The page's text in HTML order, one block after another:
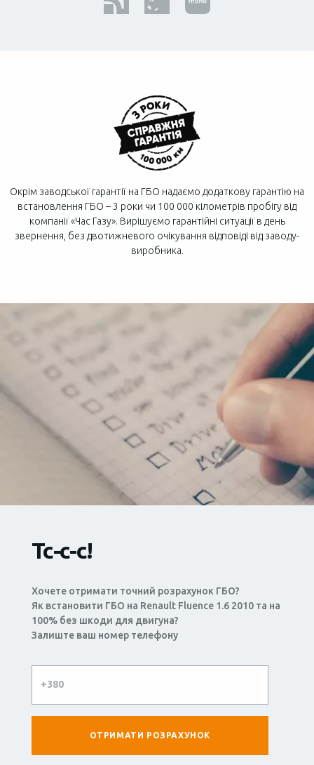
Окрім заводської гарантії на ГБО надаємо додаткову гарантію на
встановлення ГБО – 3 роки чи 100 000 кілометрів пробігу від
компанії «Час Газу». Вирішуємо гарантійні ситуації в день
звернення, без двотижневого очікування відповіді від заводу-
виробника.
Тс-с-с!
Хочете отримати точний розрахунок ГБО?
Як встановити ГБО на Renault Fluence 1.6 2010 та на
100% без шкоди для двигуна?
Залиште ваш номер телефону